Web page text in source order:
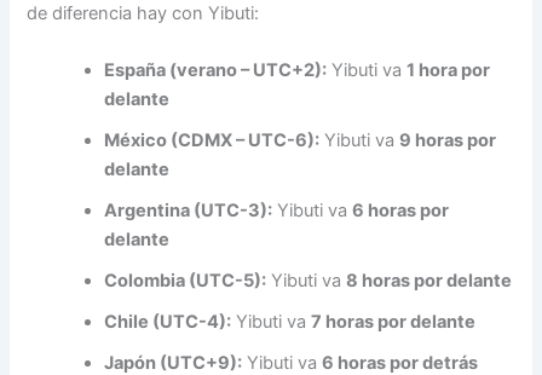
de diferencia hay con Yibuti:
España (verano – UTC+2): Yibuti va1 hora por
delante
México (CDMX – UTC-6): Yibuti va 9 horas por
delante
Argentina (UTC-3): Yibuti va6 horas por
delante
Colombia (UTC-5): Yibuti va8 horas por delante
Chile (UTC-4): Yibuti va7 horas por delante
Japón (UTC+9): Yibuti va6 horas por detrás